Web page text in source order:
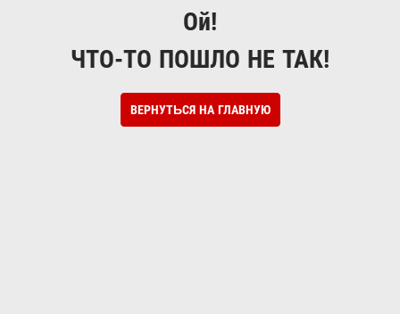
Ой!
ЧТО-ТО ПОШЛО НЕ ТАК!
ВЕРНУТЬСЯ НА ГЛАВНУЮ